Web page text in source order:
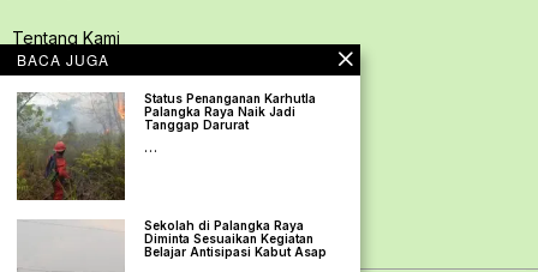
Tentang Kami
Redaksi PerspektifSpace
Kode Etik Jurnalistik
Pedoman Media Siber
Kebijakan Privasi
Pedoman Ramah Anak
BACA JUGA
Status Penanganan Karhutla
Palangka Raya Naik Jadi
Tanggap Darurat
…
Sekolah di Palangka Raya
Diminta Sesuaikan Kegiatan
Belajar Antisipasi Kabut Asap